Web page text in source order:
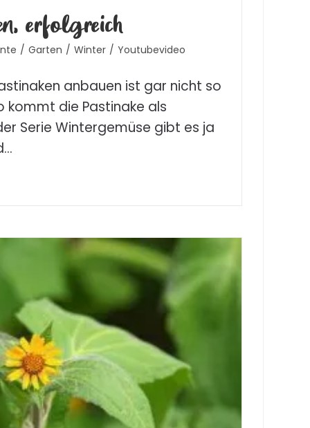
erfolgreich
/ Garten / Winter / Youtubevideo
anbauen ist gar nicht so
kommt die Pastinake als
Serie Wintergemüse gibt es ja